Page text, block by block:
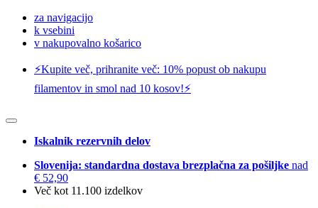
za navigacijo
k vsebini
v nakupovalno košarico
⚡️Kupite več, prihranite več: 10% popust ob nakupu
filamentov in smol nad 10 kosov!⚡️
Iskalnik rezervnih delov
Slovenija: standardna dostava brezplačna za pošiljke nad
€ 52,90
Več kot 11.100 izdelkov